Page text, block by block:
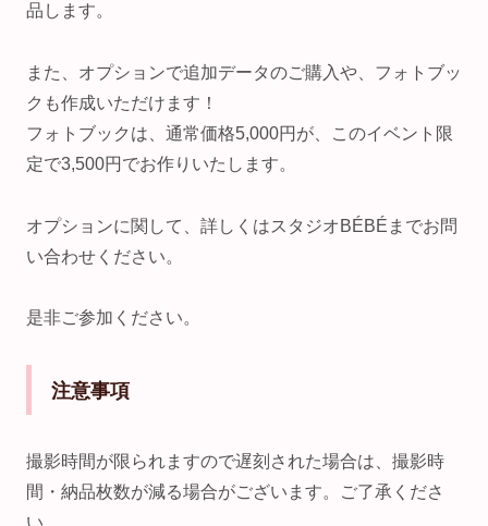
品します。
また、オプションで追加データのご購入や、フォトブッ
クも作成いただけます！
フォトブックは、通常価格5,000円が、このイベント限
定で3,500円でお作りいたします。
オプションに関して、詳しくはスタジオBÉBÉまでお問
い合わせください。
是非ご参加ください。
注意事項
撮影時間が限られますので遅刻された場合は、撮影時
間・納品枚数が減る場合がございます。ご了承くださ
い。